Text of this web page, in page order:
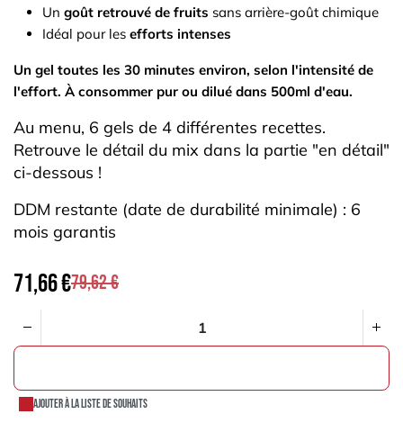
Un goût retrouvé de fruits sans arrière-goût chimique
Idéal pour les efforts intenses
Un gel toutes les 30 minutes environ, selon l'intensité de
l'effort. À consommer pur ou dilué dans 500ml d'eau.
Au menu, 6 gels de 4 différentes recettes.
Retrouve le détail du mix dans la partie "en détail"
ci-dessous !
DDM restante (date de durabilité minimale) : 6
mois garantis
71,66€79,62€
Ajouter à la liste de souhaits